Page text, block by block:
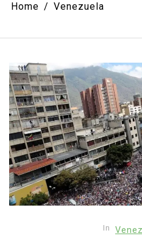
Home Venezuela
In